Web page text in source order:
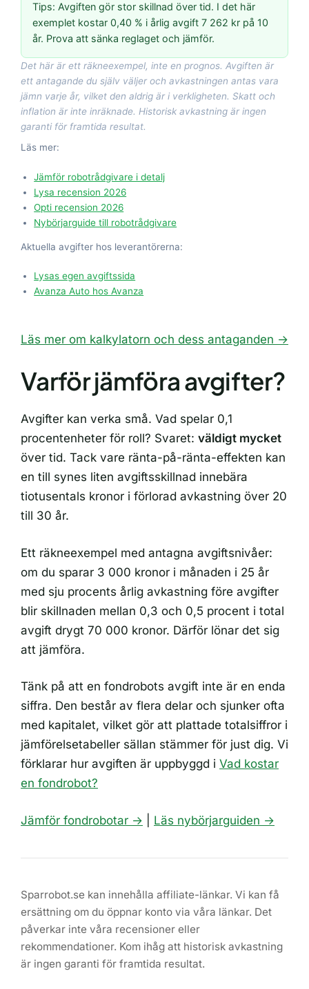
Tips: Avgiften gör stor skillnad över tid. I det här
exemplet kostar 0,40 % i årlig avgift 7 262 kr på 10
år. Prova att sänka reglaget och jämför.
Det här är ett räkneexempel, inte en prognos. Avgiften är
ett antagande du själv väljer och avkastningen antas vara
jämn varje år, vilket den aldrig är i verkligheten. Skatt och
inflation är inte inräknade. Historisk avkastning är ingen
garanti för framtida resultat.
Läs mer:
Jämför robotrådgivare i detalj
Lysa recension 2026
Opti recension 2026
Nybörjarguide till robotrådgivare
Aktuella avgifter hos leverantörerna:
Lysas egen avgiftssida
Avanza Auto hos Avanza
Läs mer om kalkylatorn och dess antaganden →
Varför jämföra avgifter?
Avgifter kan verka små. Vad spelar 0,1
procentenheter för roll? Svaret: väldigt mycket
över tid. Tack vare ränta-på-ränta-effekten kan
en till synes liten avgiftsskillnad innebära
tiotusentals kronor i förlorad avkastning över 20
till 30 år.
Ett räkneexempel med antagna avgiftsnivåer:
om du sparar 3 000 kronor i månaden i 25 år
med sju procents årlig avkastning före avgifter
blir skillnaden mellan 0,3 och 0,5 procent i total
avgift drygt 70 000 kronor. Därför lönar det sig
att jämföra.
Tänk på att en fondrobots avgift inte är en enda
siffra. Den består av flera delar och sjunker ofta
med kapitalet, vilket gör att plattade totalsiffror i
jämförelsetabeller sällan stämmer för just dig. Vi
förklarar hur avgiften är uppbyggd i Vad kostar
en fondrobot?
Jämför fondrobotar → Läs nybörjarguiden →
Sparrobot.se kan innehålla affiliate-länkar. Vi kan få
ersättning om du öppnar konto via våra länkar. Det
påverkar inte våra recensioner eller
rekommendationer. Kom ihåg att historisk avkastning
är ingen garanti för framtida resultat.